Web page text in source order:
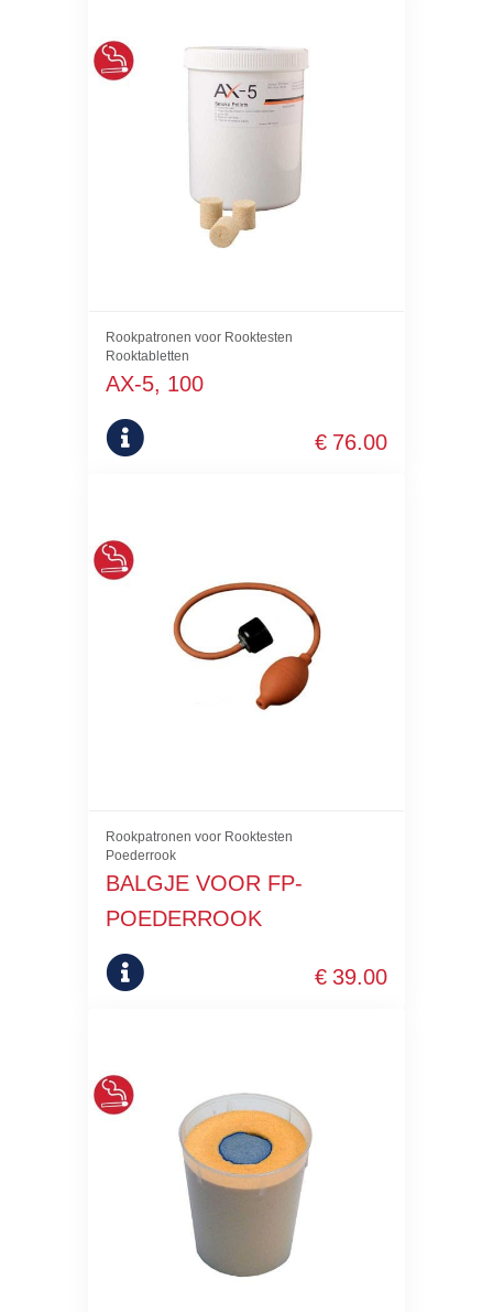
Rookpatronen voor Rooktesten
Rooktabletten
AX-5, 100
€ 76.00
Rookpatronen voor Rooktesten
Poederrook
BALGJE VOOR FP-
POEDERROOK
€ 39.00